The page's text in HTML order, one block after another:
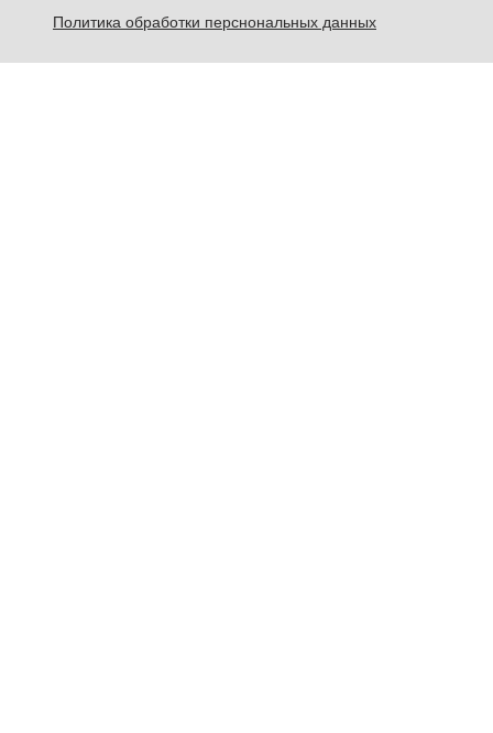
Политика обработки перснональных данных